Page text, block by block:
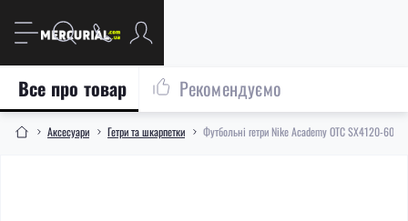
Aксесуари Гетри та шкарпетки Футбольні гетри Nike Academy OTC SX4120-601
Все про товар Рекомендуємо